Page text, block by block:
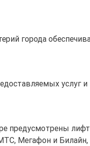
города
услуг и
предусмотрены
Мегафон и Билайн,